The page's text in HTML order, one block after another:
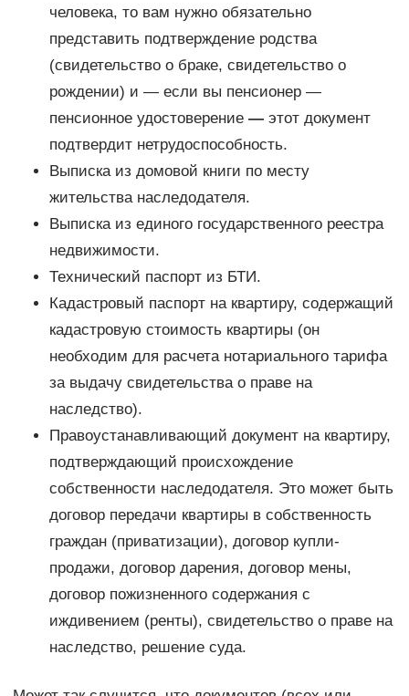
человека, то вам нужно обязательно
представить подтверждение родства
(свидетельство о браке, свидетельство о
рождении) и — если вы пенсионер —
пенсионное удостоверение —этот документ
подтвердит нетрудоспособность.
Выписка из домовой книги по месту
жительства наследодателя.
Выписка из единого государственного реестра
недвижимости.
Технический паспорт из БТИ.
Кадастровый паспорт на квартиру, содержащий
кадастровую стоимость квартиры (он
необходим для расчета нотариального тарифа
за выдачу свидетельства о праве на
наследство).
Правоустанавливающий документ на квартиру,
подтверждающий происхождение
собственности наследодателя. Это может быть
договор передачи квартиры в собственность
граждан (приватизации), договор купли-
продажи, договор дарения, договор мены,
договор пожизненного содержания с
иждивением (ренты), свидетельство о праве на
наследство, решение суда.